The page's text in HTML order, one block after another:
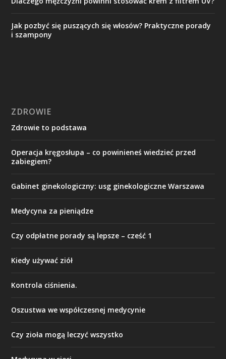
Jak pozbyć się puszących się włosów? Praktyczne porady
i szampony
ZDROWIE
Zdrowie to podstawa
Operacja kręgosłupa – co powinieneś wiedzieć przed
zabiegiem?
Gabinet ginekologiczny: usg ginekologiczne Warszawa
Medycyna za pieniądze
Czy odpłatne porady są lepsze – cześć 1
Kiedy używać ziół
Kontrola ciśnienia.
Oszustwa we współczesnej medycynie
Czy zioła mogą leczyć wszystko